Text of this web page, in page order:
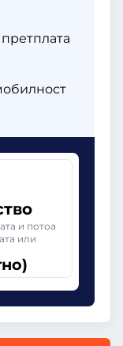
и потоа
или